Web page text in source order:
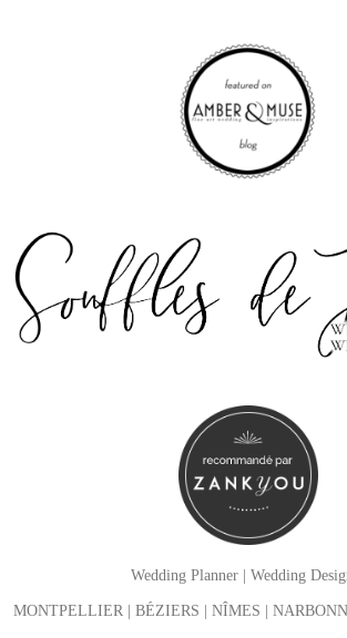
Wedding Planner | Wedding
MONTPELLIER | BÉZIERS | NÎMES |